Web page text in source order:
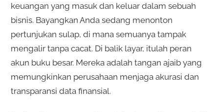
keuangan yang masuk dan keluar dalam sebuah
bisnis. Bayangkan Anda sedang menonton
pertunjukan sulap, di mana semuanya tampak
mengalir tanpa cacat. Di balik layar, itulah peran
akun buku besar. Mereka adalah tangan ajaib yang
memungkinkan perusahaan menjaga akurasi dan
transparansi data finansial.